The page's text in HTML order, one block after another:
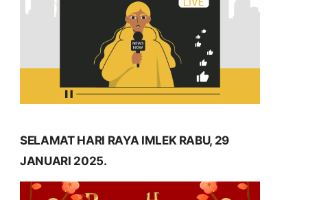
SELAMAT HARI RAYA IMLEK RABU, 29
JANUARI 2025.